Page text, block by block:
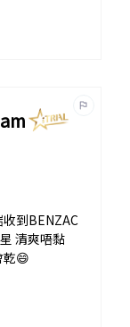
到BENZAC
清爽唔黏
乾😄